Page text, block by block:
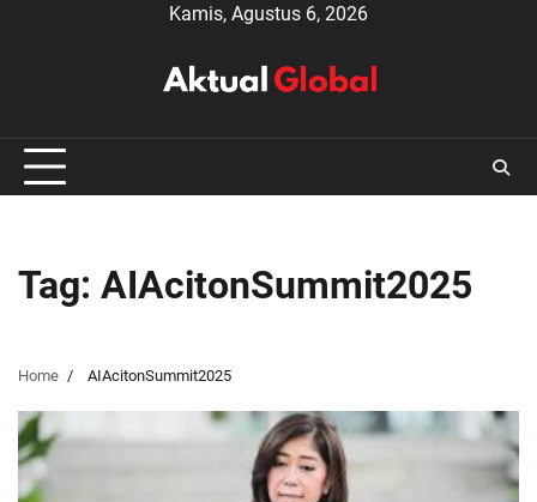
Kamis, Agustus 6, 2026
Tag: AIAcitonSummit2025
Home AIAcitonSummit2025